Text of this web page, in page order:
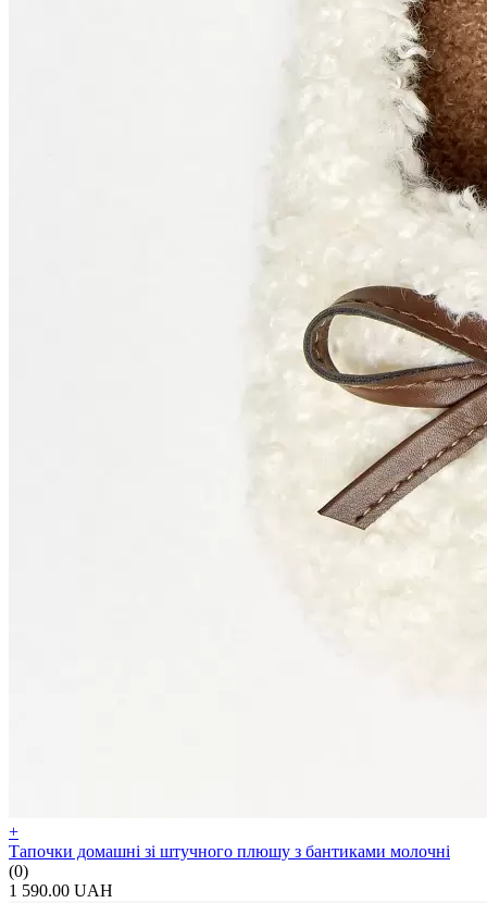
+
Тапочки домашні зі штучного плюшу з бантиками молочні
(0)
1 590.00 UAH